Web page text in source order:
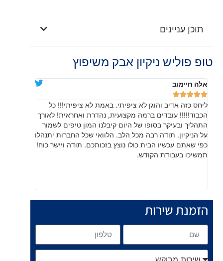
תוכן עניינים
טופ פוליש ניקיון אבק משיפוץ
אלה חיימוב





ליחס כזה אדיב והוגן לא ציפיתי. באמת לא ציפיתי!!! כל
הכבוד!!!!! עובדים ברמה מקצועית, נהדרת ואחראית! לאורך
התהליך ובעיקר בסופו של היום קיבלנו המון טיפים לשמור
על הניקיון. תודה רבה מכל הלב. הלוואי שכל החברות יתנהלו
כפי שאתם עכשיו הבית כולו נוצץ בזכותכם. תודה ויישר כוח!
תמשיכו בעבודת הקודש.
הזמנת שירות